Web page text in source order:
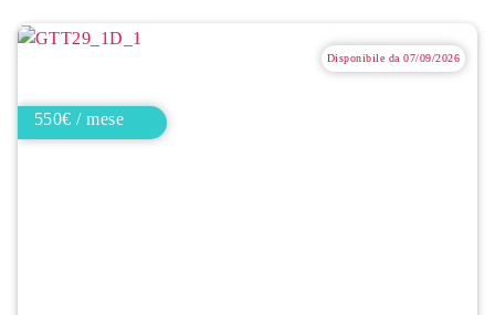
Disponibile da 07/09/2026
550€ / mese